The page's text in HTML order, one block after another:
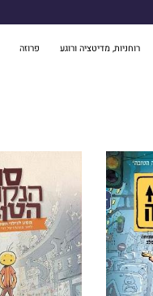
רוחניות, מדיטציה ורוגע פרוזה